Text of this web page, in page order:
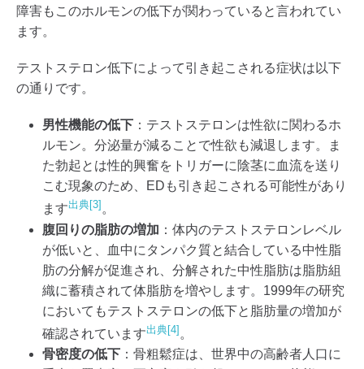
障害もこのホルモンの低下が関わっていると言われてい
ます。
テストステロン低下によって引き起こされる症状は以下
の通りです。
男性機能の低下 ：テストステロンは性欲に関わるホ
ルモン。分泌量が減ることで性欲も減退します。ま
た勃起とは性的興奮をトリガーに陰茎に血流を送り
こむ現象のため、EDも引き起こされる可能性があり
ます出典[3] 。
腹回りの脂肪の増加 ：体内のテストステロンレベル
が低いと、血中にタンパク質と結合している中性脂
肪の分解が促進され、分解された中性脂肪は脂肪組
織に蓄積されて体脂肪を増やします。1999年の研究
においてもテストステロンの低下と脂肪量の増加が
確認されています出典[4] 。
骨密度の低下 ：骨粗鬆症は、世界中の高齢者人口に